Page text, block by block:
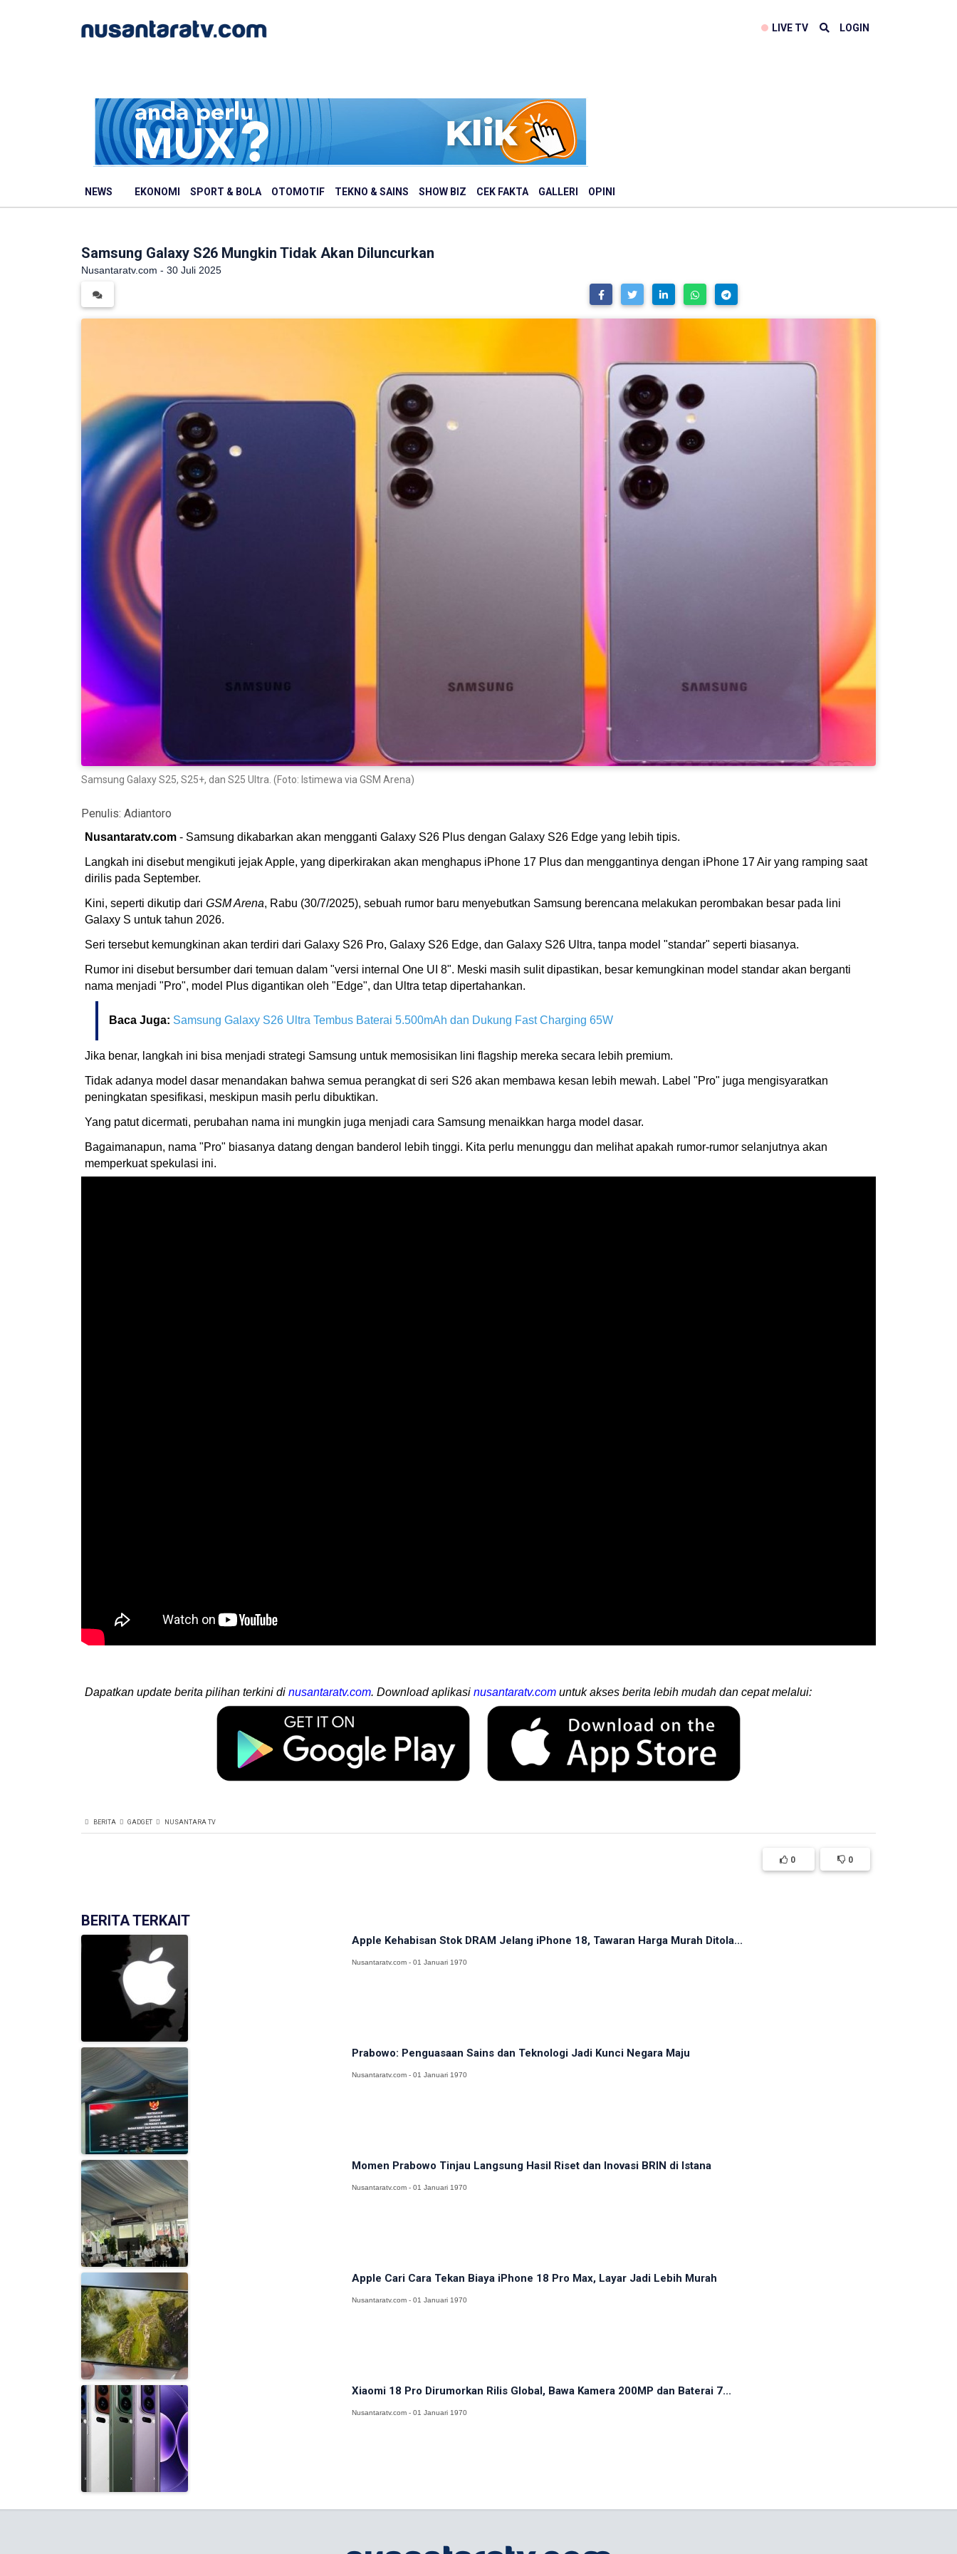
LIVE TV LOGIN
NEWS EKONOMI SPORT & BOLA OTOMOTIF TEKNO & SAINS SHOW BIZ CEK FAKTA GALLERI OPINI
Samsung Galaxy S26 Mungkin Tidak Akan Diluncurkan
Nusantaratv.com - 30 Juli 2025
Samsung Galaxy S25, S25+, dan S25 Ultra. (Foto: Istimewa via GSM Arena)
Penulis: Adiantoro
Nusantaratv.com - Samsung dikabarkan akan mengganti Galaxy S26 Plus dengan Galaxy S26 Edge yang lebih tipis.
Langkah ini disebut mengikuti jejak Apple, yang diperkirakan akan menghapus iPhone 17 Plus dan menggantinya dengan iPhone 17 Air yang ramping saat
dirilis pada September.
Kini, seperti dikutip dari GSM Arena, Rabu (30/7/2025), sebuah rumor baru menyebutkan Samsung berencana melakukan perombakan besar pada lini
Galaxy S untuk tahun 2026.
Seri tersebut kemungkinan akan terdiri dari Galaxy S26 Pro, Galaxy S26 Edge, dan Galaxy S26 Ultra, tanpa model "standar" seperti biasanya.
Rumor ini disebut bersumber dari temuan dalam "versi internal One UI 8". Meski masih sulit dipastikan, besar kemungkinan model standar akan berganti
nama menjadi "Pro", model Plus digantikan oleh "Edge", dan Ultra tetap dipertahankan.
Baca Juga: Samsung Galaxy S26 Ultra Tembus Baterai 5.500mAh dan Dukung Fast Charging 65W
Jika benar, langkah ini bisa menjadi strategi Samsung untuk memosisikan lini flagship mereka secara lebih premium.
Tidak adanya model dasar menandakan bahwa semua perangkat di seri S26 akan membawa kesan lebih mewah. Label "Pro" juga mengisyaratkan
peningkatan spesifikasi, meskipun masih perlu dibuktikan.
Yang patut dicermati, perubahan nama ini mungkin juga menjadi cara Samsung menaikkan harga model dasar.
Bagaimanapun, nama "Pro" biasanya datang dengan banderol lebih tinggi. Kita perlu menunggu dan melihat apakah rumor-rumor selanjutnya akan
memperkuat spekulasi ini.
Dapatkan update berita pilihan terkini di nusantaratv.com. Download aplikasi nusantaratv.com untuk akses berita lebih mudah dan cepat melalui:
BERITA GADGET NUSANTARA TV
0 0
BERITA TERKAIT
Apple Kehabisan Stok DRAM Jelang iPhone 18, Tawaran Harga Murah Ditola...
Nusantaratv.com - 01 Januari 1970
Prabowo: Penguasaan Sains dan Teknologi Jadi Kunci Negara Maju
Nusantaratv.com - 01 Januari 1970
Momen Prabowo Tinjau Langsung Hasil Riset dan Inovasi BRIN di Istana
Nusantaratv.com - 01 Januari 1970
Apple Cari Cara Tekan Biaya iPhone 18 Pro Max, Layar Jadi Lebih Murah
Nusantaratv.com - 01 Januari 1970
Xiaomi 18 Pro Dirumorkan Rilis Global, Bawa Kamera 200MP dan Baterai 7...
Nusantaratv.com - 01 Januari 1970